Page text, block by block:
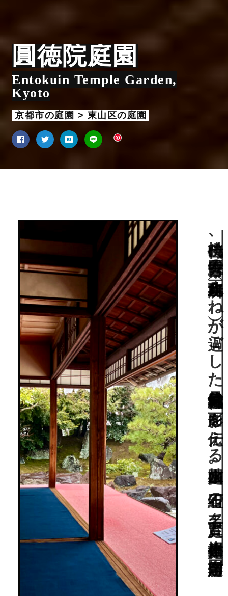
圓徳院庭園
Entokuin Temple Garden,
Kyoto
京都市の庭園 > 東山区の庭園
桃山時代、豊臣秀吉の正室・北政所（ねね）が過ごした伏見城化粧御殿の面影を伝える枯山水庭園。“石組の名手”賢庭と小堀遠州作庭。国指定名勝。